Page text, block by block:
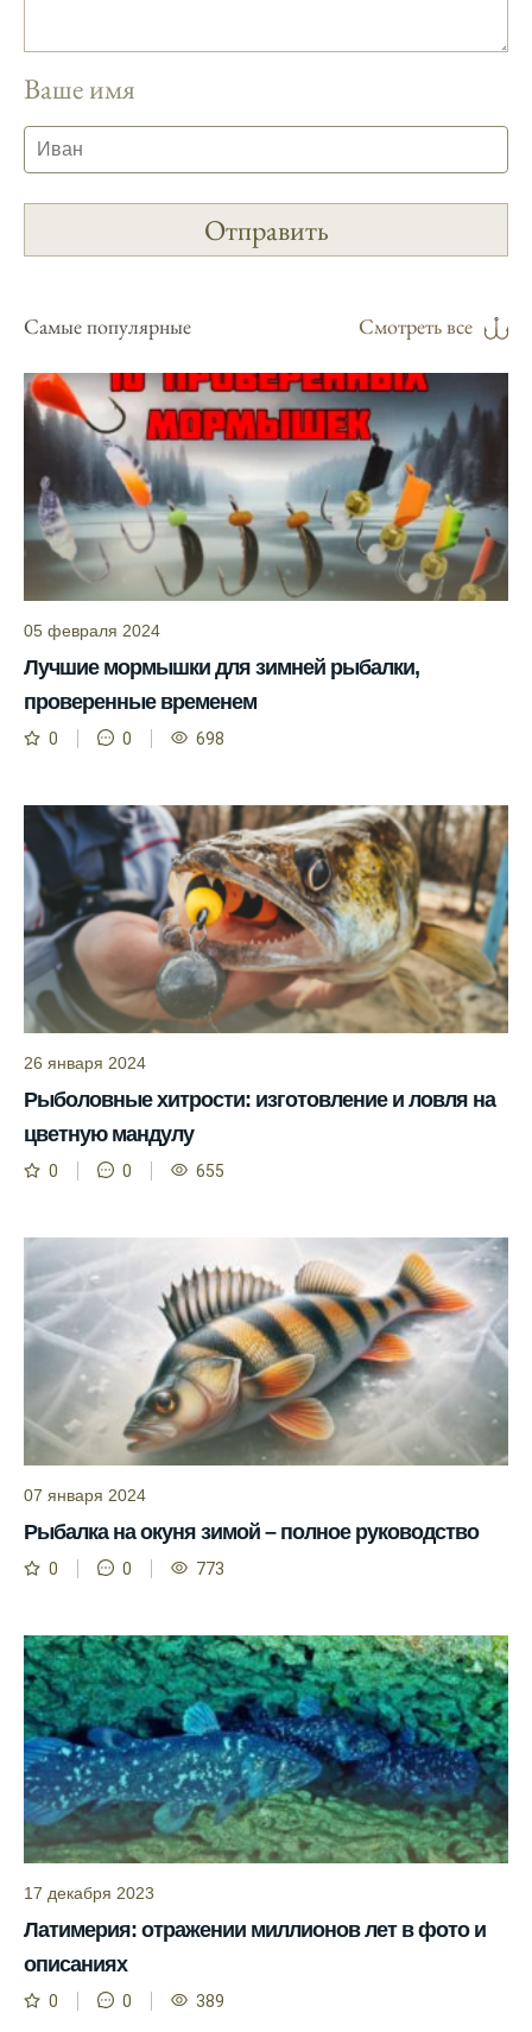
выбирать оптимальное время для рыбной
подходящее время для ловли хищной
рыбы.
Информация о каждом типе рыбы в
приложении помогает выбрать наилучшие
места для рыбалки.
Прогноз клева учитывает влияние лунных
фаз и погодных условий на активность
Узнайте вероятности успешной ловли на
ближайшие дни с прогнозом клева.
График клева рыбы зависит от фаз луны и
погоды.
ловли в разных водоемах, опираясь на
прогноз клева.
Зависимость активности рыбы от
температуры воды учитывается в прогнозе
клева.
Лучше всего ловить рыбу в период
максимального атмосферного давления,
как указывает прогноз клева.
Прогноз клева на сутки вперед дает ясное
представление о том, когда и где клюет
Учитывайте фазы луны при выборе места
для рыбной ловли, согласно прогнозу
клева.
Прогноз клева помогает определить
лучшие условия для успешной рыбалки.
Календарь рыболова включает в себя
прогнозы клева на разные дни года.
предоставляет подробную информацию о
фазах луны и их влиянии на активность
Прогноз клева учитывает погодные
условия и фазы луны для более точных
результатов.
Сегодня у меня был успешный клев, и это
благодаря прогнозу.
Прогноз клева на сайте всегда актуален и
помогает мне выбирать лучшие дни для
рыбалки в Москве и области.
знаю, когда клюет рыба.
Рыболовный клуб для любителей активной
ловли предоставляет точные прогнозы
Ваше имя
Самые популярные Смотреть все
05 февраля 2024
Лучшие мормышки для зимней рыбалки,
проверенные временем
0 0 698
26 января 2024
Рыболовные хитрости: изготовление и ловля на
цветную мандулу
0 0 655
07 января 2024
Рыбалка на окуня зимой – полное руководство
0 0 773
17 декабря 2023
Латимерия: отражении миллионов лет в фото и
описаниях
0 0 389